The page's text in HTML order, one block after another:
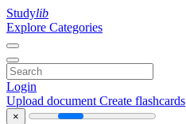
Studylib
Explore Categories
Login
Upload document Create flashcards
×